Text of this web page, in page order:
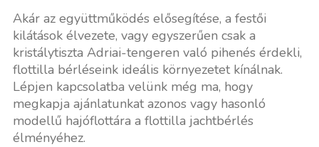
Akár az együttműködés elősegítése, a festői
kilátások élvezete, vagy egyszerűen csak a
kristálytiszta Adriai-tengeren való pihenés érdekli,
flottilla bérléseink ideális környezetet kínálnak.
Lépjen kapcsolatba velünk még ma, hogy
megkapja ajánlatunkat azonos vagy hasonló
modellű hajóflottára a flottilla jachtbérlés
élményéhez.